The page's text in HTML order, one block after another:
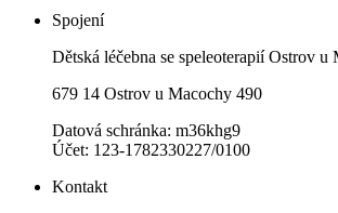
Spojení
Dětská léčebna se speleoterapií Ostrov u
679 14 Ostrov u Macochy 490
Datová schránka: m36khg9
Účet: 123-1782330227/0100
Kontakt